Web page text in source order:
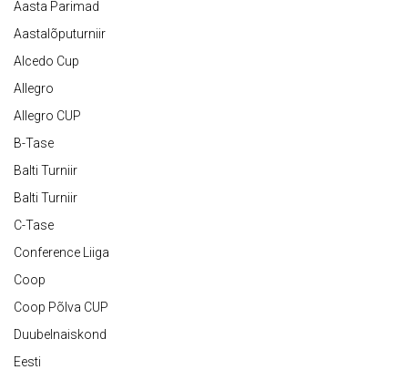
Aasta Parimad
Aastalõputurniir
Alcedo Cup
Allegro
Allegro CUP
B-Tase
Balti Turniir
Balti Turniir
C-Tase
Conference Liiga
Coop
Coop Põlva CUP
Duubelnaiskond
Eesti